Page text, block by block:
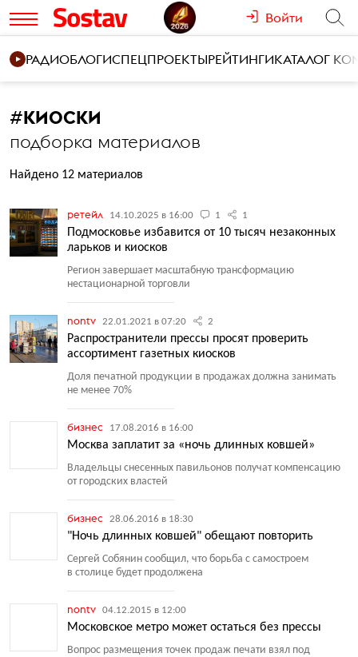
Войти
РАДИОБЛОГИСПЕЦПРОЕКТЫРЕЙТИНГИКАТАЛОГ
#КИОСКИ
подборка материалов
Найдено 12 материалов
ретейл 14.10.2025 в 16:00 1 1
Подмосковье избавится от 10 тысяч незаконных
ларьков и киосков
Регион завершает масштабную трансформацию
нестационарной торговли
nontv 22.01.2021 в 07:20 2
Распространители прессы просят проверить
ассортимент газетных киосков
Доля печатной продукции в продажах должна занимать
не менее 70%
бизнес 17.08.2016 в 16:00
Москва заплатит за «ночь длинных ковшей»
Владельцы снесенных павильонов получат компенсацию
от городских властей
бизнес 28.06.2016 в 18:30
"Ночь длинных ковшей" обещают повторить
Сергей Собянин сообщил, что борьба с самостроем
в столице будет продолжена
nontv 04.12.2015 в 12:00
Московское метро может остаться без прессы
Вопрос размещения точек продаж печати взял под